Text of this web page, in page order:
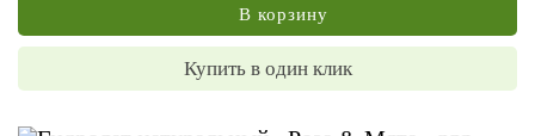
В корзину
Купить в один клик